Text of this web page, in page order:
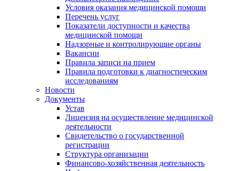
Условия оказания медицинской помощи
Перечень услуг
Показатели доступности и качества
медицинской помощи
Надзорные и контролирующие органы
Вакансии
Правила записи на прием
Правила подготовки к диагностическим
исследованиям
Новости
Документы
Устав
Лицензия на осуществление медицинской
деятельности
Свидетельство о государственной
регистрации
Структура организации
Финансово-хозяйственная деятельность